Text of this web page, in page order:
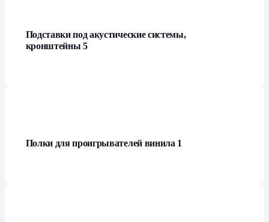
Подставки под акустические системы,
кронштейны5
Полки для проигрывателей винила 1